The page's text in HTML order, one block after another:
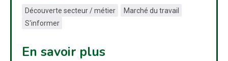
Découverte secteur / métier
Marché du travail
S'informer
En savoir plus